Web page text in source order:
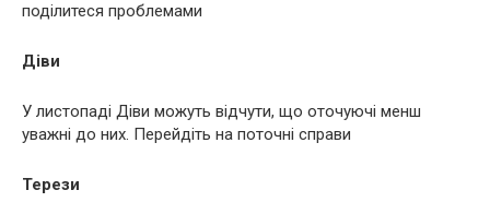
поділитеся проблемами
Діви
У листопаді Діви можуть відчути, що оточуючі менш
уважні до них. Перейдіть на поточні справи
Терези